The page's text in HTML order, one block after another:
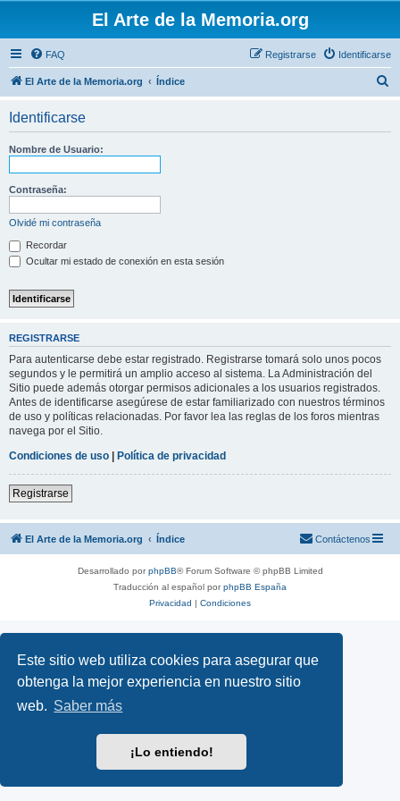
Este sitio web utiliza cookies para asegurar que
obtenga la mejor experiencia en nuestro sitio
web. Saber más
¡Lo entiendo!
El Arte de la Memoria.org
FAQ Identificarse
Registrarse
El Arte de la Memoria.org Índice
Identificarse
Nombre de Usuario:
Contraseña:
Olvidé mi contraseña
Recordar
Ocultar mi estado de conexión en esta sesión
REGISTRARSE
Para autenticarse debe estar registrado. Registrarse tomará solo unos pocos
segundos y le permitirá un amplio acceso al sistema. La Administración del
Sitio puede además otorgar permisos adicionales a los usuarios registrados.
Antes de identificarse asegúrese de estar familiarizado con nuestros términos
de uso y políticas relacionadas. Por favor lea las reglas de los foros mientras
navega por el Sitio.
Condiciones de uso | Política de privacidad
Registrarse
El Arte de la Memoria.org Índice Contáctenos
Desarrollado porphpBB® Forum Software © phpBB Limited
Traducción al español porphpBB España
Privacidad | Condiciones